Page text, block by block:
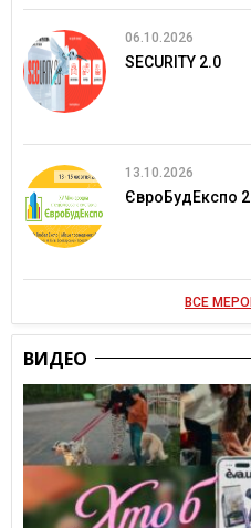
06.10.2026
SECURITY 2.0
13.10.2026
ЄвроБудЕкспо
ВСЕ
ВИДЕО